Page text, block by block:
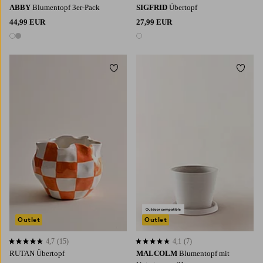
ABBY Blumentopf 3er-Pack
44,99 EUR
2 Farben
SIGFRID Übertopf
27,99 EUR
1 Farbe
RUTAN Übertopf
4,7 basierend auf 15 Bewertungen
4,7 (15)
Outlet
Zu Favoriten hinzufügen
MALCOLM Blumentopf mit
4,1 basierend auf 7 Bewertungen
4,1 (7)
Outlet
Zu